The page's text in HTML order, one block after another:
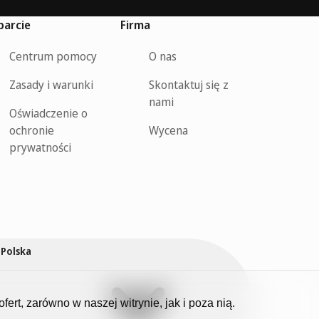
zarówno w naszej witrynie, jak i poza nią.
Centrum pomocy
Zasady i warunki
Oświadczenie o
ochronie
prywatności
Firma
O nas
Skontaktuj się z
nami
Wycena
Polska